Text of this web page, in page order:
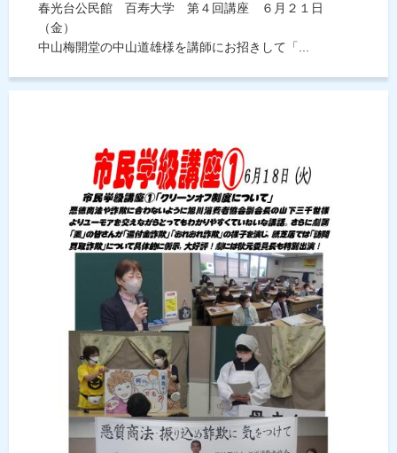
春光台公民館 百寿大学 第４回講座 ６月２１日
（金）
中山梅開堂の中山道雄様を講師にお招きして「...